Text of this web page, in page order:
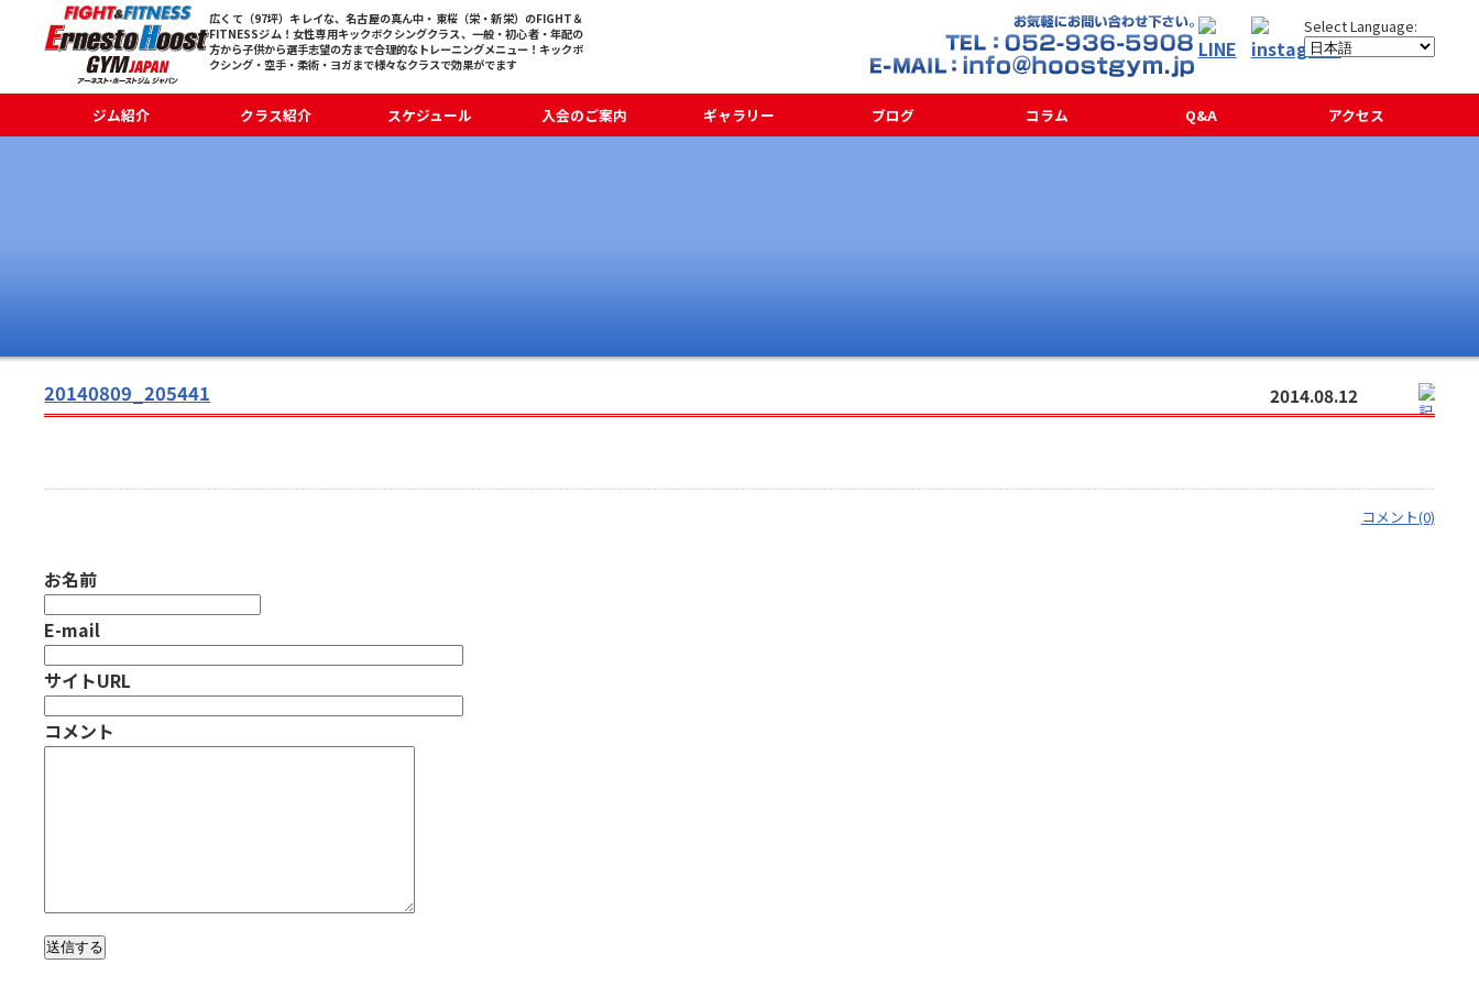
広くて（97坪）キレイな、名古屋の真ん中・東桜（栄・新栄）のFIGHT＆
FITNESSジム！女性専用キックボクシングクラス、一般・初心者・年配の
方から子供から選手志望の方まで合理的なトレーニングメニュー！キックボ
クシング・空手・柔術・ヨガまで様々なクラスで効果がでます
ジム紹介 クラス紹介 スケジュール 入会のご案内 ギャラリー ブログ コラム Q&A アクセス
20140809_205441 2014.08.12
コメント(0)
お名前
E-mail
サイトURL
コメント